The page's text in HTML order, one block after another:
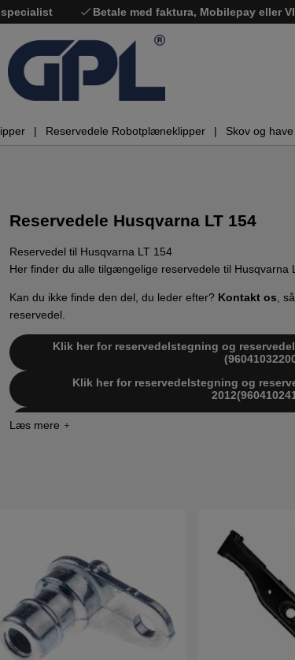
Betale med faktura, Mobilepay eller
Reservedele Robotplæneklipper Skov og
Reservedele Husqvarna LT 154
Reservedel til Husqvarna LT 154
Her finder du alle tilgængelige reservedele til Husqvarna
Kan du ikke finde den del, du leder efter? Kontakt os,
reservedel.
Klik her for reservedelstegning og
Klik her for reservedelstegning og